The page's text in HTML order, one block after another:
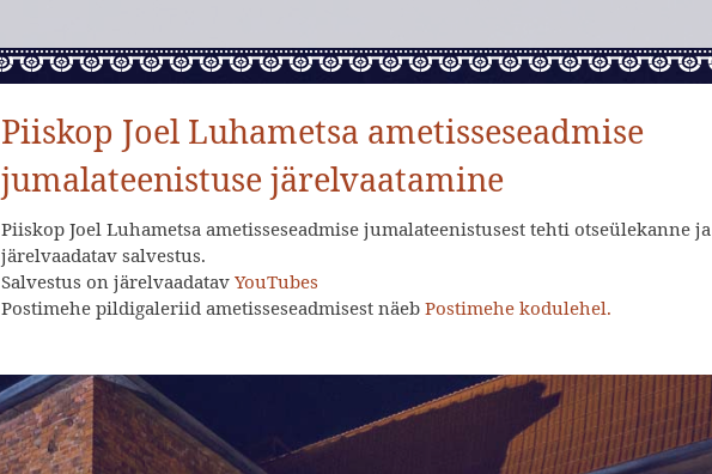
Piiskop Joel Luhametsa ametisseseadmise
jumalateenistuse järelvaatamine
Piiskop Joel Luhametsa ametisseseadmise jumalateenistusest tehti otseülekanne ja
järelvaadatav salvestus.
Salvestus on järelvaadatav YouTubes
Postimehe pildigaleriid ametisseseadmisest näeb Postimehe kodulehel.